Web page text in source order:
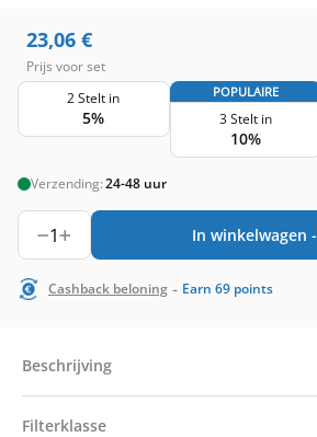
23,06 €
Prijs voor set
2 Stelt in
5%
POPULAIRE
3 Stelt in
10%
Verzending:24-48 uur
1 In winkelwagen -
Cashback beloning - Earn 69 points
Beschrijving
Filterklasse